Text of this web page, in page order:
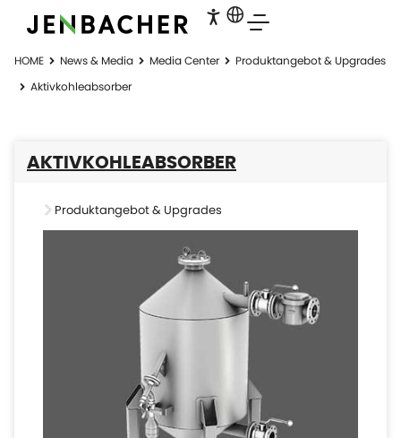
HOME News & Media Media Center
Produktangebot & Upgrades
Aktivkohleabsorber
AKTIVKOHLEABSORBER
Produktangebot & Upgrades